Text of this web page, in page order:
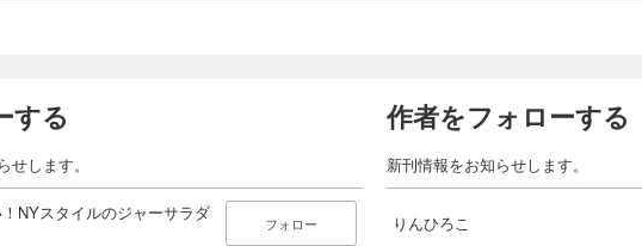
する
します。
NYスタイルのジャーサラダ
フォロー
作者をフォローする
新刊情報をお知らせします。
りんひろこ